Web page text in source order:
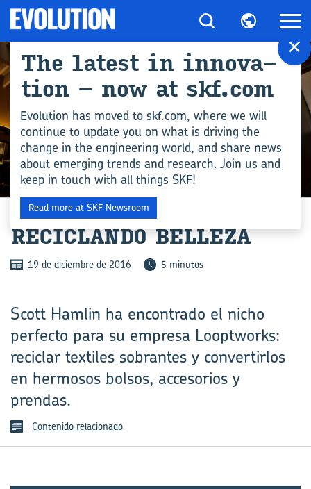
ARCHIVE
RE­CI­CLAN­DO BE­LLE­ZA
19 de diciembre de 2016 5 minutos
Scott Hamlin ha encontrado el nicho
perfecto para su empresa Looptworks:
reciclar textiles sobrantes y convertirlos
en hermosos bolsos, accesorios y
prendas.
Contenido relacionado
×
The la­test in in­no­va­
tion – now at skf.com
Evolution has moved to skf.com, where we will
continue to update you on what is driving the
change in the engineering world, and share news
about emerging trends and research. Join us and
keep in touch with all things SKF!
Read more at SKF Newsroom